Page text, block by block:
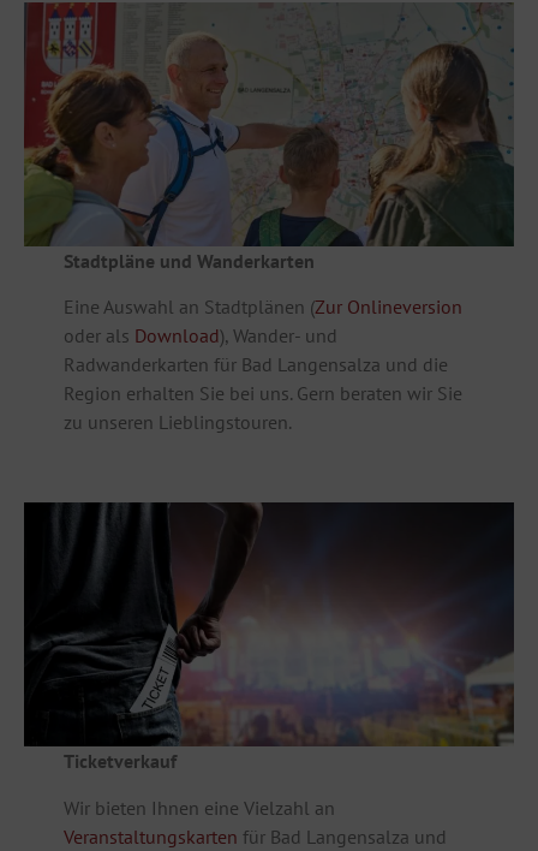
Stadtpläne und Wanderkarten
Eine Auswahl an Stadtplänen (Zur Onlineversion
oder als Download), Wander- und
Radwanderkarten für Bad Langensalza und die
Region erhalten Sie bei uns. Gern beraten wir Sie
zu unseren Lieblingstouren.
Ticketverkauf
Wir bieten Ihnen eine Vielzahl an
Veranstaltungskarten für Bad Langensalza und